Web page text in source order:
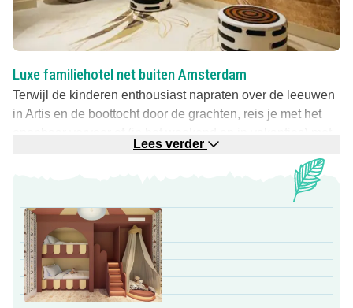
Luxe familiehotel net buiten Amsterdam
Terwijl de kinderen enthousiast napraten over de leeuwen
in Artis en de boottocht door de grachten, reis je met het
de luxe shuttle-service naar het hotel. Wat een heerlijk
vooruitzicht: wel de dynamiek van Amsterdam, maar
Waarom dit hotel zo fijn is voor ouders en kinderen
Als jij nog even wilt natafelen na een heerlijk diner in het
restaurant, ontdekken de kids de gezellige
kinderspeelhoek. En de absolute favoriet? Dat is het
prachtige, verwarmde binnenzwembad op de bovenste
Lees verder